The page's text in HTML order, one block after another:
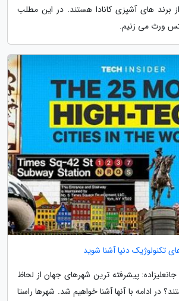
برند های آشپزی کانادا هستند. در این مطلب
ورث می زنیم.
تکنولوژیک دنیا آشنا شوید
پیشرفته ترین شهرهای جهان از لحاظ
در ادامه با آنها آشنا خواهیم شد. شهرها راستا